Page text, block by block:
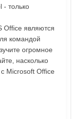
- только
Office являются
командой
огромное
насколько
Microsoft Office